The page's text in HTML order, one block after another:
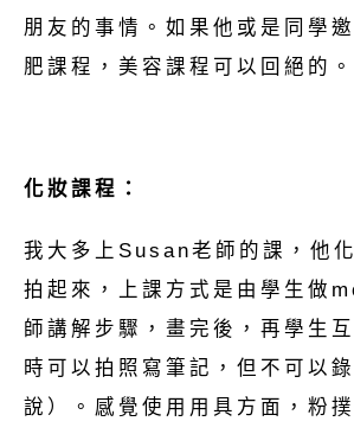
朋友的事情。如果他或是同學
肥課程，美容課程可以回絕的。
化妝課程：
我大多上Susan老師的課，他
拍起來，上課方式是由學生做
師講解步驟，畫完後，再學生
時可以拍照寫筆記，但不可以
說）。感覺使用用具方面，粉